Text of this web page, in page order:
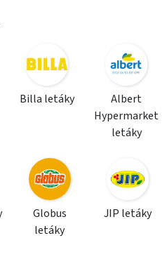
Billa letáky
Albert
Hypermarket
letáky
Globus
letáky
JIP letáky